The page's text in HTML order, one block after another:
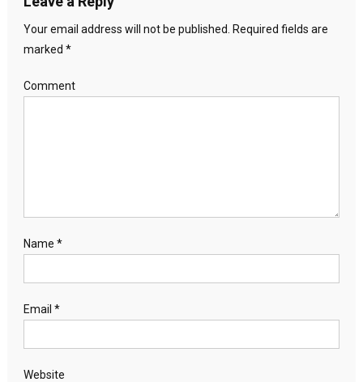
Your email address will not be published.
Required fields are
marked *
Comment
Name *
Email *
Website